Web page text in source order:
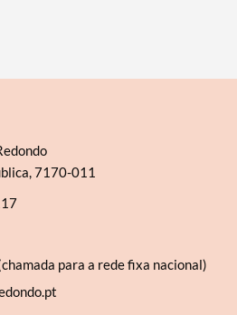
7170-011
para a rede fixa nacional)